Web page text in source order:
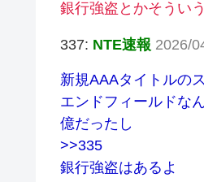
銀行強盗とかそうい
337: NTE速報 2026/
新規AAAタイトルの
エンドフィールドな
億だったし
>>335
銀行強盗はあるよ